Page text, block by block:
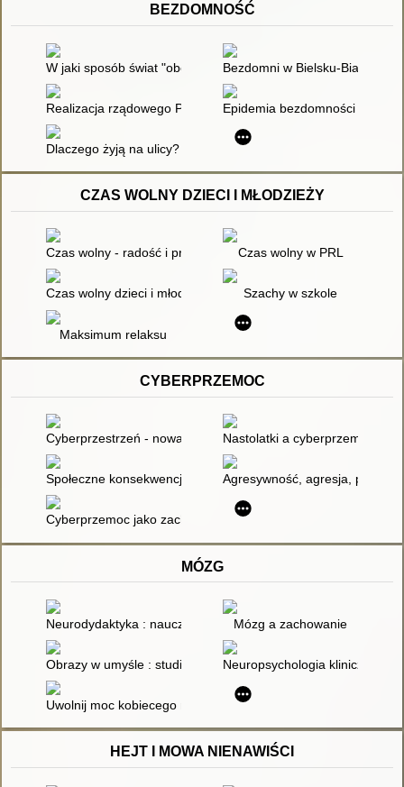
BEZDOMNOŚĆ
W jaki sposób świat "obcych" staje się światem "swoich"
Bezdomni w Bielsku-Białej i
Realizacja rządowego Programu "Bezdomność" w w woj.
Epidemia bezdomności w
Dlaczego żyją na ulicy? Bezdomność w strukturz espołecznej
CZAS WOLNY DZIECI I MŁODZIEŻY
Czas wolny - radość i problem Czas wolny w PRL
Czas wolny dzieci i młodzieży Szachy w szkole
Maksimum relaksu
CYBERPRZEMOC
Cyberprzestrzeń - nowa arena przemocy rówieśniczej?
Nastolatki a cyberprzemoc /
Społeczne konsekwencje cyberprzemocy i deficytów
Agresywność, agresja,
Cyberprzemoc jako zachowanie problemowe pokolenia Y
MÓZG
Neurodydaktyka : nauczanie i uczenie się przyjazne mózgowi
Mózg a zachowanie
Obrazy w umyśle : studia nad percepcją i wyobraźnią
Neuropsychologia kliniczna
Uwolnij moc kobiecego mózgu : zadbaj o swój mózg dla
HEJT I MOWA NIENAWIŚCI